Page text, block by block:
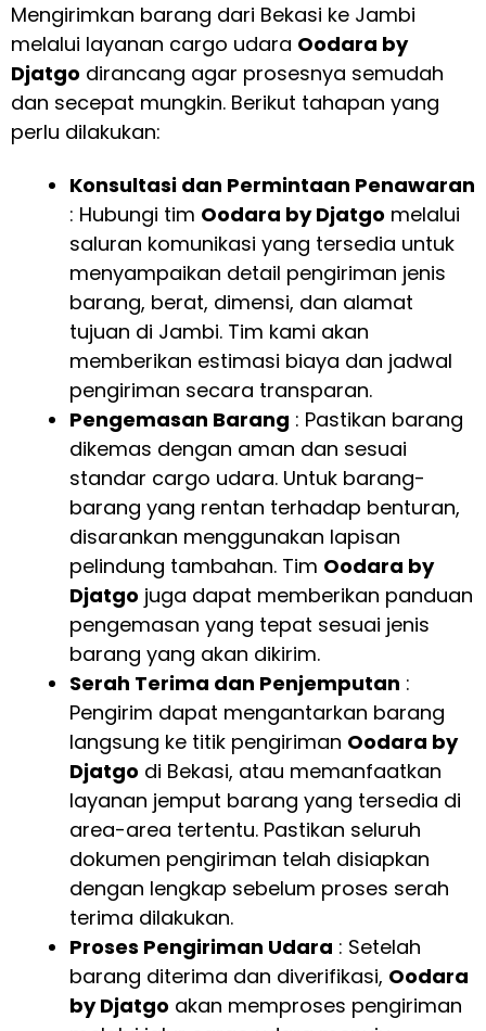
Mengirimkan barang dari Bekasi ke Jambi
melalui layanan cargo udara Oodara by
Djatgo dirancang agar prosesnya semudah
dan secepat mungkin. Berikut tahapan yang
perlu dilakukan:
Konsultasi dan Permintaan Penawaran
: Hubungi tim Oodara by Djatgo melalui
saluran komunikasi yang tersedia untuk
menyampaikan detail pengiriman jenis
barang, berat, dimensi, dan alamat
tujuan di Jambi. Tim kami akan
memberikan estimasi biaya dan jadwal
pengiriman secara transparan.
Pengemasan Barang : Pastikan barang
dikemas dengan aman dan sesuai
standar cargo udara. Untuk barang-
barang yang rentan terhadap benturan,
disarankan menggunakan lapisan
pelindung tambahan. Tim Oodara by
Djatgo juga dapat memberikan panduan
pengemasan yang tepat sesuai jenis
barang yang akan dikirim.
Serah Terima dan Penjemputan :
Pengirim dapat mengantarkan barang
langsung ke titik pengiriman Oodara by
Djatgo di Bekasi, atau memanfaatkan
layanan jemput barang yang tersedia di
area-area tertentu. Pastikan seluruh
dokumen pengiriman telah disiapkan
dengan lengkap sebelum proses serah
terima dilakukan.
Proses Pengiriman Udara : Setelah
barang diterima dan diverifikasi, Oodara
by Djatgo akan memproses pengiriman